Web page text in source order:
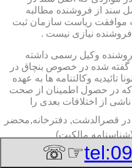
سند از فروشنده مطالبه
بند ۵ با عنایت به موافقت ریاست سازمان ثبت
فروشنده نیازی نیست .
وکیل رسمی داشته
شده در خصوص بنچاق در
وکالتنامه ها به عهده
که در حصول اطمینان از صحت
از اختلافات بعدی را
تعویض پلاک حاوی
قصرالدشت, دفترخانه,محضر
☞☏